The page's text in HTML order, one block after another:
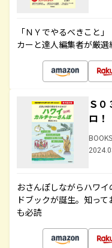
「ＮＹでやるべきこと
カーと達人編集者が厳
Ｓ
ロ
おさんぽしながらハワ
ドブックが誕生。知っ
も必読